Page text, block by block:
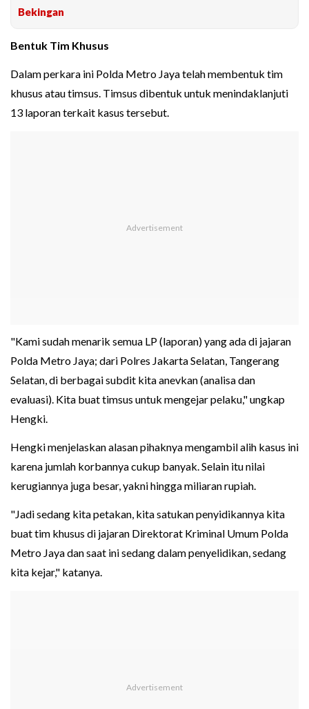
Bekingan
Bentuk Tim Khusus
Dalam perkara ini Polda Metro Jaya telah membentuk tim
khusus atau timsus. Timsus dibentuk untuk menindaklanjuti
13 laporan terkait kasus tersebut.
"Kami sudah menarik semua LP (laporan) yang ada di jajaran
Polda Metro Jaya; dari Polres Jakarta Selatan, Tangerang
Selatan, di berbagai subdit kita anevkan (analisa dan
evaluasi). Kita buat timsus untuk mengejar pelaku," ungkap
Hengki.
Hengki menjelaskan alasan pihaknya mengambil alih kasus ini
karena jumlah korbannya cukup banyak. Selain itu nilai
kerugiannya juga besar, yakni hingga miliaran rupiah.
"Jadi sedang kita petakan, kita satukan penyidikannya kita
buat tim khusus di jajaran Direktorat Kriminal Umum Polda
Metro Jaya dan saat ini sedang dalam penyelidikan, sedang
kita kejar," katanya.